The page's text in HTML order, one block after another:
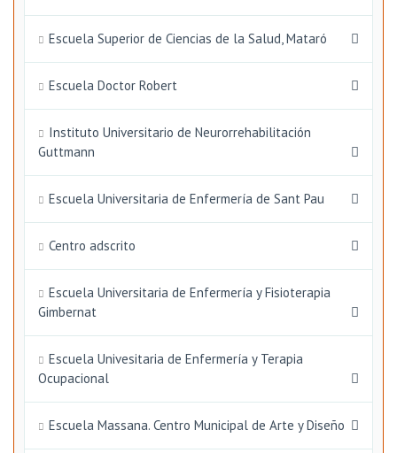
Escuela Superior de Ciencias de la Salud, Mataró
Escuela Doctor Robert
Instituto Universitario de Neurorrehabilitación
Guttmann
Escuela Universitaria de Enfermería de Sant Pau
Centro adscrito
Escuela Universitaria de Enfermería y Fisioterapia
Gimbernat
Escuela Univesitaria de Enfermería y Terapia
Ocupacional
Escuela Massana. Centro Municipal de Arte y Diseño